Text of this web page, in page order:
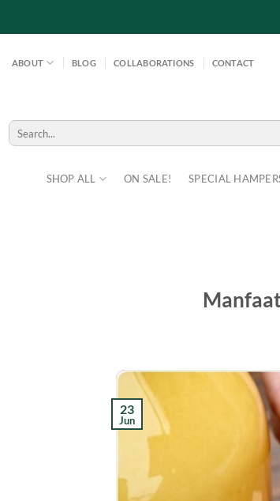
ABOUT BLOG COLLABORATIONS CONTACT
SHOP ALL ON SALE! SPECIAL
Search
for:
23
Jun